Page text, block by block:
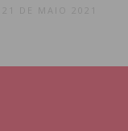
21 DE MAIO 2021